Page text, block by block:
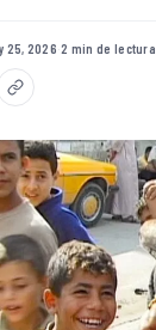
25, 2026·2 min de lectura